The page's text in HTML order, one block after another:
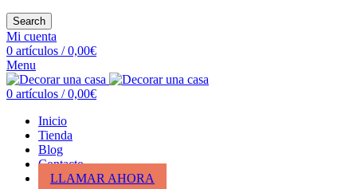
Search
Mi cuenta
0 artículos / 0,00€
Menu
0 artículos / 0,00€
Inicio
Tienda
Blog
Contacto
LLAMAR AHORA